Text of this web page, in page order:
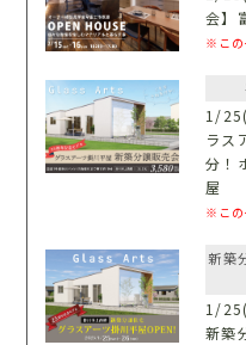
会】
※この
1/
ラス
分！
屋
※この
新築
1/
新築